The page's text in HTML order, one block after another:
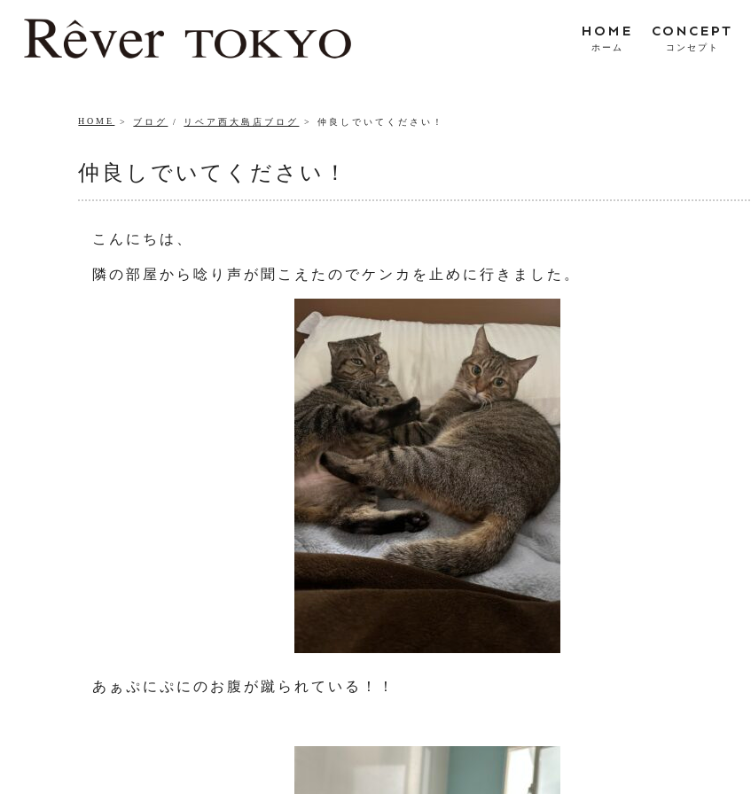
HOME
ホーム
CONCEPT
コンセプト
HOME ブログ / リベア西大島店ブログ 仲良しでいてください！
仲良しでいてください！
こんにちは、
隣の部屋から唸り声が聞こえたのでケンカを止めに行きました。
あぁぷにぷにのお腹が蹴られている！！